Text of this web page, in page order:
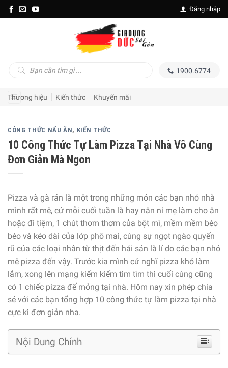
Skip
to
Đăng nhập
kiếm
1900.6774
Thương hiệu Kiến thức Khuyến mãi
CÔNG THỨC NẤU ĂN, KIẾN THỨC
10 Công Thức Tự Làm Pizza Tại Nhà Vô Cùng
Đơn Giản Mà Ngon
Pizza và gà rán là một trong những món các bạn nhỏ nhà
mình rất mê, cứ mỗi cuối tuần là hay năn nỉ mẹ làm cho ăn
hoặc đi tiệm, 1 chút thơm thơm của bột mì, mềm mềm béo
béo và kéo dài của lớp phô mai, cùng sự ngọt ngào quyến
rũ của các loại nhân từ thịt đến hải sản là lí do các bạn nhỏ
mê pizza đến vậy. Trước kia mình cứ nghĩ pizza khó làm
lắm, xong lên mạng kiếm kiếm tìm tìm thì cuối cùng cũng
có 1 chiếc pizza đế mỏng tại nhà. Hôm nay xin phép chia
sẻ với các bạn tổng hợp 10 công thức tự làm pizza tại nhà
cực kì đơn giản nha.
Nội Dung Chính